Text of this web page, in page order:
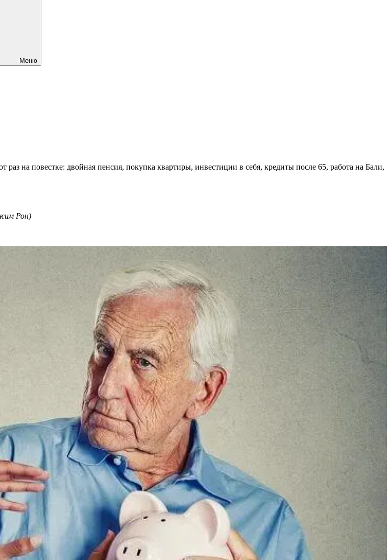
Меню
на повестке: двойная пенсия, покупка квартиры, инвестиции в себя, кредиты после 65, работа на Бали,
Рон)